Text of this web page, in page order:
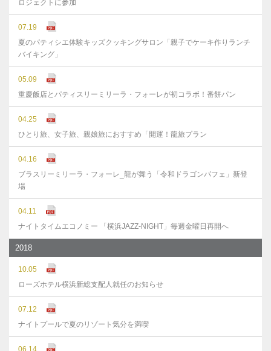
ロジェクトに参加
07.19
夏のパティシエ体験キッズクッキングサロン「親子でケーキ作りランチ
バイキング」
05.09
重慶飯店とパティスリーミリーラ・フォーレが初コラボ！番餅パン
04.25
ひとり旅、女子旅、親娘旅におすすめ「開運！龍旅プラン
04.16
ブラスリーミリーラ・フォーレ_龍が舞う「令和ドラゴンパフェ」新登
場
04.11
ナイトタイムエコノミー 「横浜JAZZ-NIGHT」毎週金曜日再開へ
2018
10.05
ローズホテル横浜新総支配人就任のお知らせ
07.12
ナイトプールで夏のリゾート気分を満喫
06.14